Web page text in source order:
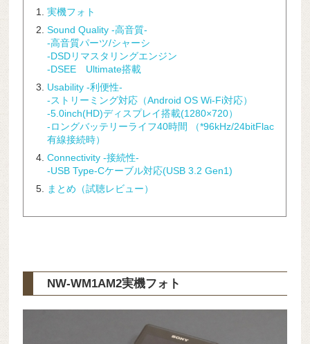
実機フォト
Sound Quality -高音質-
-高音質パーツ/シャーシ
-DSDリマスタリングエンジン
-DSEE Ultimate搭載
Usability -利便性-
-ストリーミング対応（Android OS Wi-Fi対応）
-5.0inch(HD)ディスプレイ搭載(1280×720）
-ロングバッテリーライフ40時間 （*96kHz/24bitFlac
有線接続時）
Connectivity -接続性-
-USB Type-Cケーブル対応(USB 3.2 Gen1)
まとめ（試聴レビュー）
NW-WM1AM2実機フォト